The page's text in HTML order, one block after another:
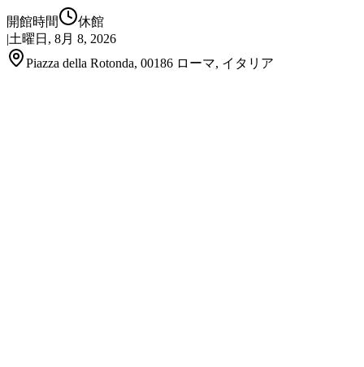
開館時間
休館
|土曜日, 8月 8, 2026
Piazza della Rotonda, 00186 ローマ, イタリア